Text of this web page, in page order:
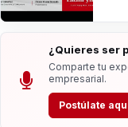
¿Quieres ser
Comparte tu
empresarial.
Postúlate